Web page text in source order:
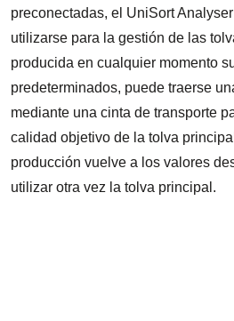
preconectadas, el UniSort
utilizarse para la gestión de las
producida en cualquier momento
predeterminados, puede traerse
mediante una cinta de transporte
calidad objetivo de la tolva
producción vuelve a los valores
utilizar otra vez la tolva principal.